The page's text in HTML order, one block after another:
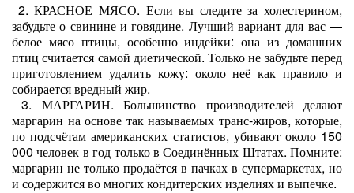
2. КРАСНОЕ МЯСО. Если вы следите за холестерином,
забудьте о свинине и говядине. Лучший вариант для вас —
белое мясо птицы, особенно индейки: она из домашних
птиц считается самой диетической. Только не забудьте перед
приготовлением удалить кожу: около неё как правило и
собирается вредный жир.
3. МАРГАРИН. Большинство производителей делают
маргарин на основе так называемых транс-жиров, которые,
по подсчётам американских статистов, убивают около 150
000 человек в год только в Соединённых Штатах. Помните:
маргарин не только продаётся в пачках в супермаркетах, но
и содержится во многих кондитерских изделиях и выпечке.